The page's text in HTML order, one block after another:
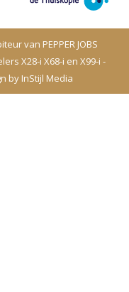
van PEPPER JOBS
X28-i X68-i en X99-i -
by InStijl Media